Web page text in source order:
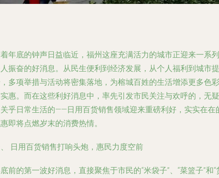
年底的钟声日益临近，福州这座充满活力的城市正迎来一系列
振奋的好消息。从民生便利到经济发展，从个人福利到城市提
多项举措与活动将密集落地，为榕城百姓的生活增添更多色彩
惠。而在这些利好消息中，率先引发市民关注与欢呼的，无疑
乎日常生活的——日用百货销售领域迎来重磅利好，实实在在
即将点燃岁末的消费热情。
日用百货销售打响头炮，惠民力度空前
前的第一波好消息，直接聚焦于市民的“米袋子”、“菜篮子”和“